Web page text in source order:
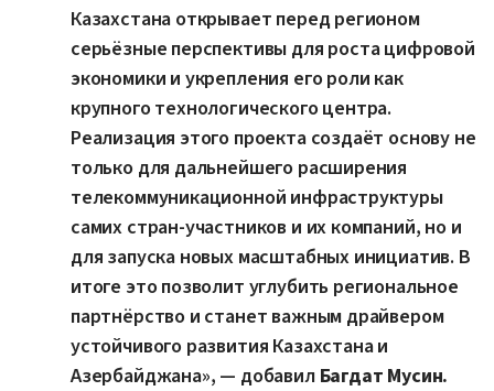
Казахстана открывает перед регионом
серьёзные перспективы для роста цифровой
экономики и укрепления его роли как
крупного технологического центра.
Реализация этого проекта создаёт основу не
только для дальнейшего расширения
телекоммуникационной инфраструктуры
самих стран-участников и их компаний, но и
для запуска новых масштабных инициатив. В
итоге это позволит углубить региональное
партнёрство и станет важным драйвером
устойчивого развития Казахстана и
Азербайджана», — добавил Багдат Мусин.